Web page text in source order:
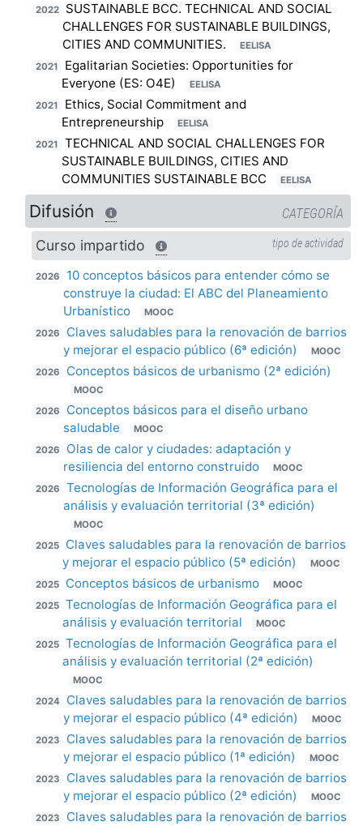
2022
SUSTAINABLE BCC. TECHNICAL AND SOCIAL
CHALLENGES FOR SUSTAINABLE BUILDINGS,
CITIES AND COMMUNITIES.
EELISA
2021
Egalitarian Societies: Opportunities for
Everyone (ES: O4E)
EELISA
2021
Ethics, Social Commitment and
Entrepreneurship
EELISA
2021
TECHNICAL AND SOCIAL CHALLENGES FOR
SUSTAINABLE BUILDINGS, CITIES AND
COMMUNITIES SUSTAINABLE BCC
EELISA
Difusión CATEGORÍA
Curso impartido tipo de actividad
2026
10 conceptos básicos para entender cómo se
construye la ciudad: El ABC del Planeamiento
Urbanístico
MOOC
2026
Claves saludables para la renovación de barrios
y mejorar el espacio público (6ª edición)
MOOC
2026
Conceptos básicos de urbanismo (2ª edición)
MOOC
2026
Conceptos básicos para el diseño urbano
saludable
MOOC
2026
Olas de calor y ciudades: adaptación y
resiliencia del entorno construido
MOOC
2026
Tecnologías de Información Geográfica para el
análisis y evaluación territorial (3ª edición)
MOOC
2025
Claves saludables para la renovación de barrios
y mejorar el espacio público (5ª edición)
MOOC
2025
Conceptos básicos de urbanismo
MOOC
2025
Tecnologías de Información Geográfica para el
análisis y evaluación territorial
MOOC
2025
Tecnologías de Información Geográfica para el
análisis y evaluación territorial (2ª edición)
MOOC
2024
Claves saludables para la renovación de barrios
y mejorar el espacio público (4ª edición)
MOOC
2023
Claves saludables para la renovación de barrios
y mejorar el espacio público (1ª edición)
MOOC
2023
Claves saludables para la renovación de barrios
y mejorar el espacio público (2ª edición)
MOOC
2023
Claves saludables para la renovación de barrios